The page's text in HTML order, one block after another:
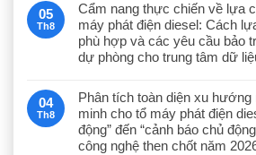
05
Th8
Cẩm nang thực chiến về lựa
máy phát điện diesel: Cách
phù hợp và các yêu cầu bảo
dự phòng cho trung tâm dữ
04
Th8
Phân tích toàn diện xu hướng
minh cho tổ máy phát điện
động” đến “cảnh báo chủ
công nghệ then chốt năm